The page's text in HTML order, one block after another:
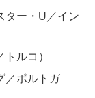
ター・U／イン
ルコ）
／ポルトガ